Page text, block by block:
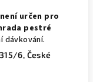
určen pro
pestré
dávkování.
6, České